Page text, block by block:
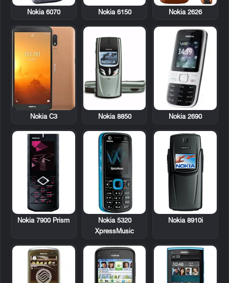
Nokia 2626
Nokia 6150
Nokia 6070
Nokia 2690
Nokia 8850
Nokia C3
Nokia 8910i
Nokia 5320
XpressMusic
Nokia 7900 Prism